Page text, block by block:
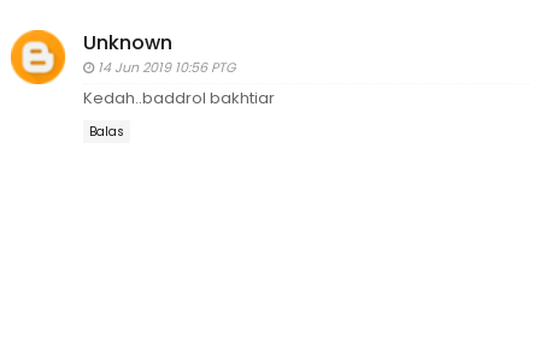
Unknown
14 Jun 2019 10:56 PTG
Kedah..baddrol bakhtiar
Balas